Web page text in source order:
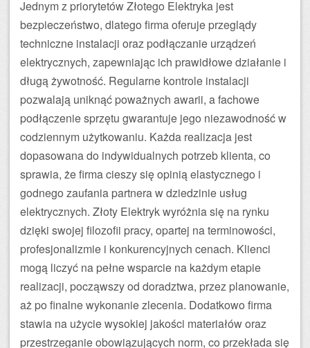
Jednym z priorytetów Złotego Elektryka jest
bezpieczeństwo, dlatego firma oferuje przeglądy
techniczne instalacji oraz podłączanie urządzeń
elektrycznych, zapewniając ich prawidłowe działanie i
długą żywotność. Regularne kontrole instalacji
pozwalają uniknąć poważnych awarii, a fachowe
podłączenie sprzętu gwarantuje jego niezawodność w
codziennym użytkowaniu. Każda realizacja jest
dopasowana do indywidualnych potrzeb klienta, co
sprawia, że firma cieszy się opinią elastycznego i
godnego zaufania partnera w dziedzinie usług
elektrycznych. Złoty Elektryk wyróżnia się na rynku
dzięki swojej filozofii pracy, opartej na terminowości,
profesjonalizmie i konkurencyjnych cenach. Klienci
mogą liczyć na pełne wsparcie na każdym etapie
realizacji, począwszy od doradztwa, przez planowanie,
aż po finalne wykonanie zlecenia. Dodatkowo firma
stawia na użycie wysokiej jakości materiałów oraz
przestrzeganie obowiązujących norm, co przekłada się